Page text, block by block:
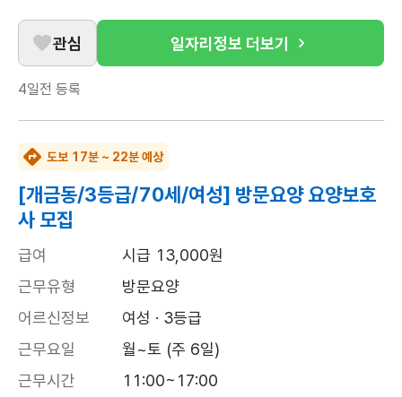
관심 일자리정보 더보기
4일전 등록
도보 17분 ~ 22분 예상
[개금동/3등급/70세/여성] 방문요양 요양보호
사 모집
급여
시급 13,000원
근무유형
방문요양
어르신정보
여성 · 3등급
근무요일
월~토 (주 6일)
근무시간
11:00~17:00